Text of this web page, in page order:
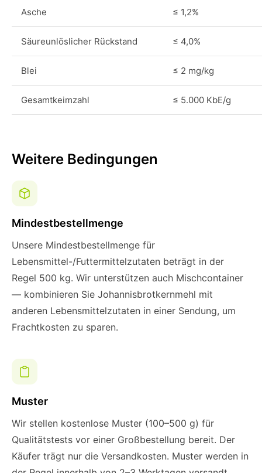
Asche ≤ 1,2%
Säureunlöslicher Rückstand ≤ 4,0%
Blei ≤ 2 mg/kg
Gesamtkeimzahl ≤ 5.000 KbE/g
Weitere Bedingungen
Mindestbestellmenge
Unsere Mindestbestellmenge für
Lebensmittel-/Futtermittelzutaten beträgt in der
Regel 500 kg. Wir unterstützen auch Mischcontainer
— kombinieren Sie Johannisbrotkernmehl mit
anderen Lebensmittelzutaten in einer Sendung, um
Frachtkosten zu sparen.
Muster
Wir stellen kostenlose Muster (100–500 g) für
Qualitätstests vor einer Großbestellung bereit. Der
Käufer trägt nur die Versandkosten. Muster werden in